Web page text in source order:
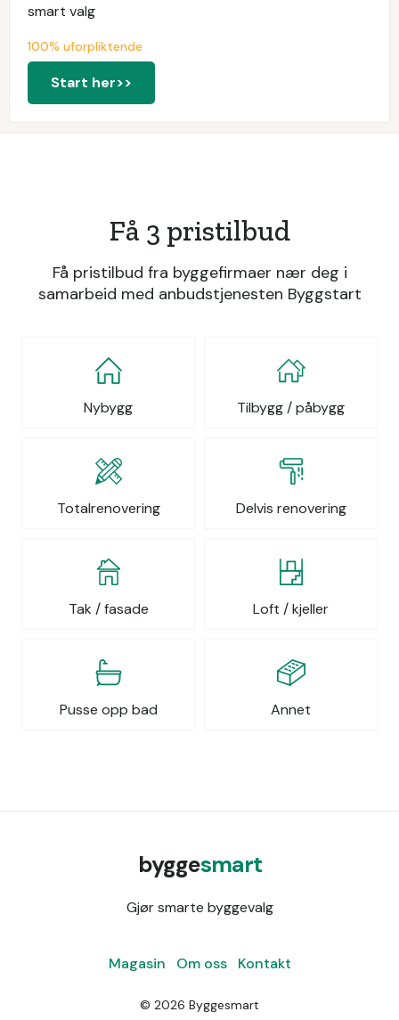
smart valg
100% uforpliktende
Start her>>
Få 3 pristilbud
Få pristilbud fra byggefirmaer nær deg i
samarbeid med anbudstjenesten Byggstart
Nybygg Tilbygg / påbygg
Totalrenovering Delvis renovering
Tak / fasade Loft / kjeller
Pusse opp bad Annet
byggesmart
Gjør smarte byggevalg
Magasin Om oss Kontakt
© 2026 Byggesmart